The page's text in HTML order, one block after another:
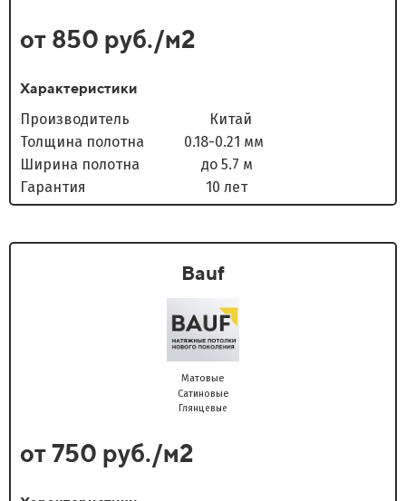
от 850 руб./м2
Характеристики
Производитель Китай
Толщина полотна 0.18-0.21 мм
Ширина полотна до 5.7 м
Гарантия 10 лет
Bauf
Матовые
Сатиновые
Глянцевые
от 750 руб./м2